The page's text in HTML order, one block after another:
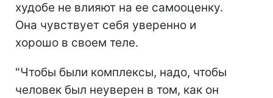
худобе не влияют на ее самооценку.
Она чувствует себя уверенно и
хорошо в своем теле.
"Чтобы были комплексы, надо, чтобы
человек был неуверен в том, как он